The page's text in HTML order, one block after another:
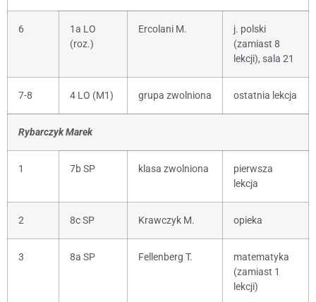
6
1a LO
(roz.)
Ercolani M.
j. polski
(zamiast 8
lekcji), sala 21
7-8 4 LO (M1) grupa zwolniona ostatnia lekcja
Rybarczyk Marek
1 7b SP klasa zwolniona
pierwsza
lekcja
2 8c SP Krawczyk M. opieka
3 8a SP Fellenberg T.
matematyka
(zamiast 1
lekcji)